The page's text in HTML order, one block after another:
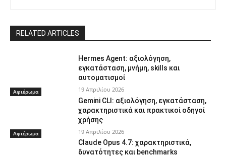
RELATED ARTICLES
Αφιέρωμα
Hermes Agent: αξιολόγηση,
εγκατάσταση, μνήμη, skills και
αυτοματισμοί
19 Απριλίου 2026
Αφιέρωμα
Gemini CLI: αξιολόγηση, εγκατάσταση,
χαρακτηριστικά και πρακτικοί οδηγοί
χρήσης
19 Απριλίου 2026
Claude Opus 4.7: χαρακτηριστικά,
δυνατότητες και benchmarks